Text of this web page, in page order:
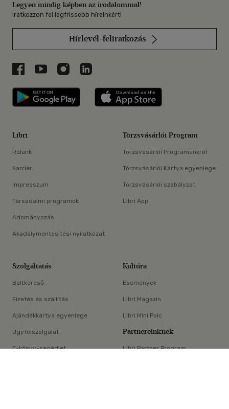
×
Legyen mindig képben az irodalommal!
Iratkozzon fel legfrissebb híreinkért!
Hírlevél-feliratkozás
Libri a Facebookon
Libri a Youtube-on
Libri az Instagramon
Libri a LinkedInen
Libri applikáció Szerezd meg: Google
Libri
Rólunk
Karrier
Impresszum
Társadalmi programok
Adományozás
Akadálymentesítési nyilatkozat
Törzsvásárlói Program
Törzsvásárlói Programunkról
Törzsvásárlói Kártya egyenlege
Törzsvásárlói szabályzat
Libri App
Szolgáltatás
Boltkereső
Fizetés és szállítás
Ajándékkártya egyenlege
Ügyfélszolgálat
E-könyv-segédlet
Kultúra
Események
Libri Magazin
Libri Mini Polc
Partnereinknek
Libri Partner Program